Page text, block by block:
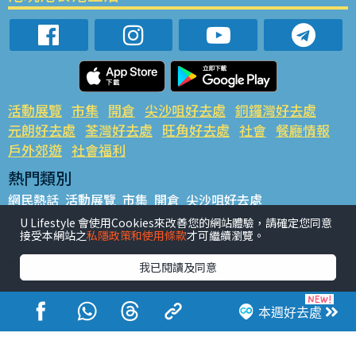
本週好去處
活動展覽 市集 開倉 尖沙咀好去處 銅鑼灣好去處
元朗好去處 荃灣好去處 旺角好去處 社會 餐廳情報
戶外郊遊 社會福利
熱門類別
網民熱話 活動展覽 市集 開倉 尖沙咀好去處
銅鑼灣好去處 元朗好去處 荃灣好去處 旺角好去處 社會
餐廳情報 戶外郊遊
熱門標籤
#UGO搵好去處 #人氣活動推介 #美食社群熱話
#親子玩樂好去處
#ULifestyle應用程式
#限時搶
#UJetso禮物放送
#ULifestyle商戶中心 #著數 #網絡熱話
U Lifestyle 會使用Cookies來改善您的網站體驗，請確定您同意
接受本網站之私隱政策和使用條款才可繼續瀏覽。
我已閱讀及同意